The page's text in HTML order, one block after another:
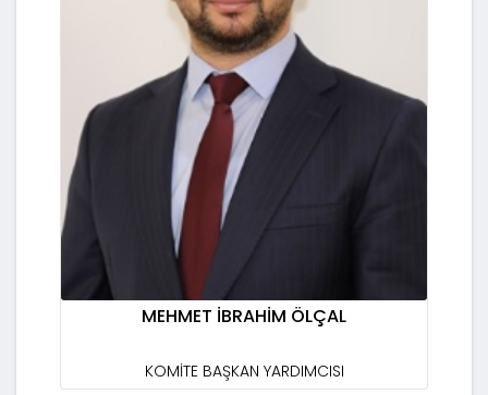
MEHMET İBRAHİM ÖLÇAL
KOMİTE BAŞKAN YARDIMCISI